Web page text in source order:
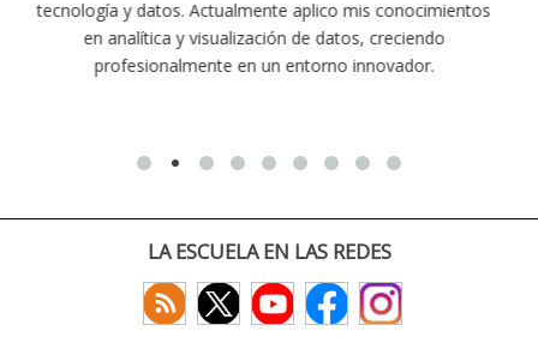
actividades como el salvamento y socorrismo.
convencido de que elegir teleco ha sido una de las
decisiones que he tomado.
LA ESCUELA EN LAS REDES